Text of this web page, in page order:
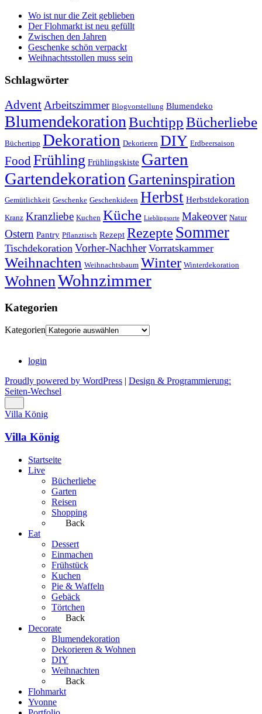
Wo ist nur die Zeit geblieben
Der Flohmarkt ist neu gefüllt
Zwischen den Jahren
Geschenke schön verpackt
Weihnachtsstollen muss sein
Schlagwörter
Advent Arbeitszimmer Blogvorstellung Blumendeko
Blumendekoration BuchtippBücherliebe
Büchertipp Dekoration Dekorieren DIY Erdbeersaison
FoodFrühling Frühlingskiste Garten
Gartendekoration Garteninspiration
Gemütlichkeit Geschenke Geschenkideen Herbst Herbstdekoration
Kranz Kranzliebe Kuchen Küche Lieblingsorte Makeover Natur
Ostern Pantry Pflanztisch Rezept Rezepte Sommer
Tischdekoration Vorher-Nachher Vorratskammer
Weihnachten Weihnachtsbaum Winter Winterdekoration
WohnenWohnzimmer
Kategorien
Kategorien
login
Proudly powered by WordPress
Design & Programmierung:
Seiten-Wechsel
Villa König
Villa König
Startseite
Live
Bücherliebe
Garten
Reisen
Shopping
Back
Eat
Dessert
Einmachen
Frühstück
Kuchen
Pie & Waffeln
Gebäck
Törtchen
Back
Decorate
Blumendekoration
Dekorieren & Wohnen
DIY
Weihnachten
Back
Flohmarkt
Yvonne